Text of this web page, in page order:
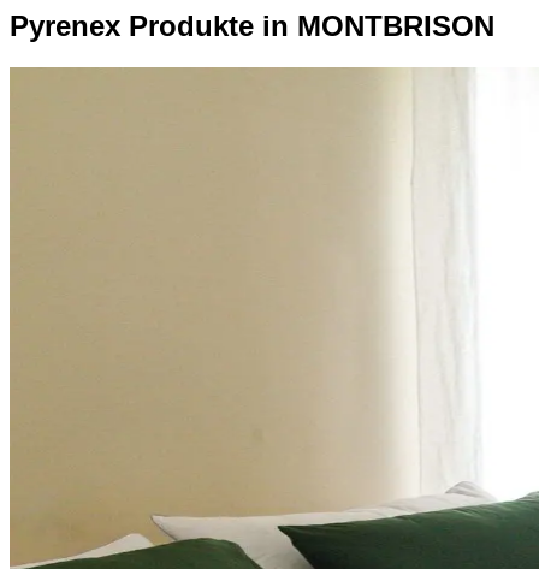
Pyrenex Produkte in MONTBRISON